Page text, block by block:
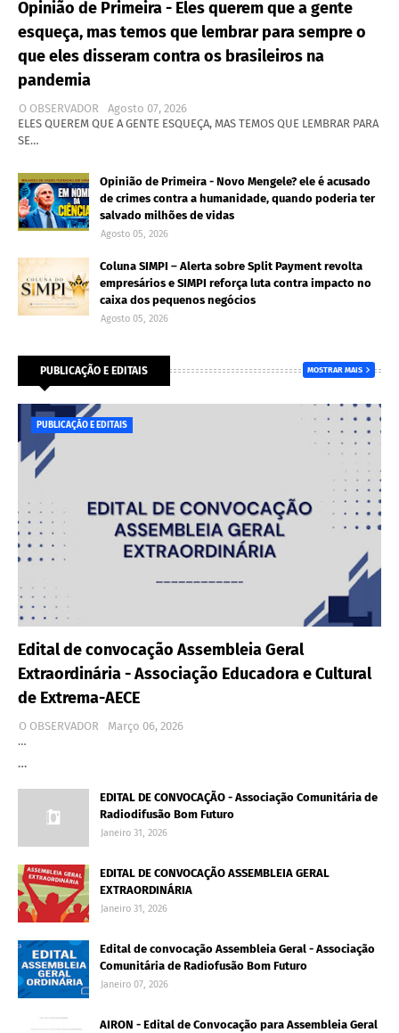
Opinião de Primeira - Eles querem que a gente
esqueça, mas temos que lembrar para sempre o
que eles disseram contra os brasileiros na
pandemia
O OBSERVADOR
Agosto 07, 2026
ELES QUEREM QUE A GENTE ESQUEÇA, MAS TEMOS QUE LEMBRAR PARA
SE…
Opinião de Primeira - Novo Mengele? ele é acusado
de crimes contra a humanidade, quando poderia ter
salvado milhões de vidas
Agosto 05, 2026
Coluna SIMPI – Alerta sobre Split Payment revolta
empresários e SIMPI reforça luta contra impacto no
caixa dos pequenos negócios
Agosto 05, 2026
PUBLICAÇÃO E EDITAIS MOSTRAR MAIS
PUBLICAÇÃO E EDITAIS
Edital de convocação Assembleia Geral
Extraordinária - Associação Educadora e Cultural
de Extrema-AECE
O OBSERVADOR
Março 06, 2026
…
…
EDITAL DE CONVOCAÇÃO - Associação Comunitária de
Radiodifusão Bom Futuro
Janeiro 31, 2026
EDITAL DE CONVOCAÇÃO ASSEMBLEIA GERAL
EXTRAORDINÁRIA
Janeiro 31, 2026
Edital de convocação Assembleia Geral - Associação
Comunitária de Radiofusão Bom Futuro
Janeiro 07, 2026
AIRON - Edital de Convocação para Assembleia Geral